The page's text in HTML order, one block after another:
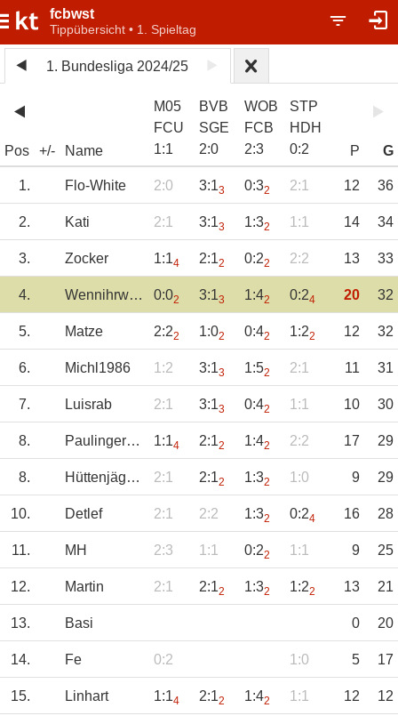
fcbwst
Tippübersicht • 1. Spieltag
1. Bundesliga 2024/25
Pos +/- Name
M05
FCU
1:1
BVB
SGE
2:0
WOB
FCB
2:3
STP
HDH
0:2 P G
1. Flo-White 2:0 3:13 0:32 2:1 12 36
2. Kati 2:1 3:13 1:32 1:1 14 34
3. Zocker 1:14 2:12 0:22 2:2 13 33
4. Wennihrwüstet 0:02 3:13 1:42 0:24 20 32
5. Matze 2:22 1:02 0:42 1:22 12 32
6. Michl1986 1:2 3:13 1:52 2:1 11 31
7. Luisrab 2:1 3:13 0:42 1:1 10 30
8. Paulingerpaulpa 1:14 2:12 1:42 2:2 17 29
8. Hüttenjäger2000 2:1 2:12 1:32 1:0 9 29
10. Detlef 2:1 2:2 1:32 0:24 16 28
11. MH 2:3 1:1 0:22 1:1 9 25
12. Martin 2:1 2:12 1:32 1:22 13 21
13. Basi 0 20
14. Fe 0:2 1:0 5 17
15. Linhart 1:14 2:12 1:42 1:1 12 12